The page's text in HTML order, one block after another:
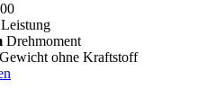
Leistung
Drehmoment
Gewicht ohne Kraftstoff